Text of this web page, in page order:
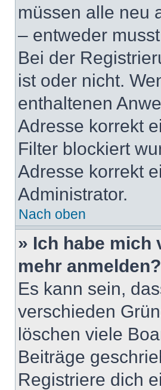
müssen alle neu
– entweder
Bei der
ist oder nicht.
enthaltenen
Adresse korrekt
Filter blockiert
Adresse korrekt
Administrator.
Nach oben
» Ich habe
mehr
Es kann sein,
verschieden
löschen viele
Beiträge
Registriere dich